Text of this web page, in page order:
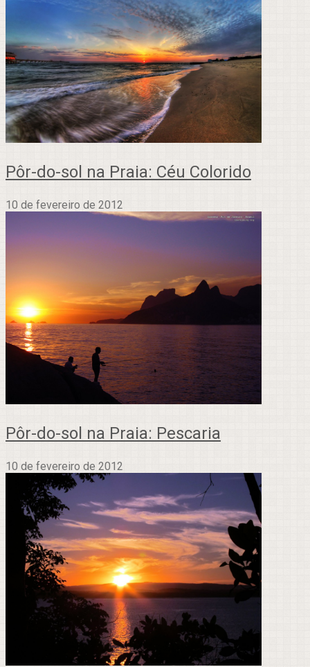
Pôr-do-sol na Praia: Céu Colorido
10 de fevereiro de 2012
Pôr-do-sol na Praia: Pescaria
10 de fevereiro de 2012